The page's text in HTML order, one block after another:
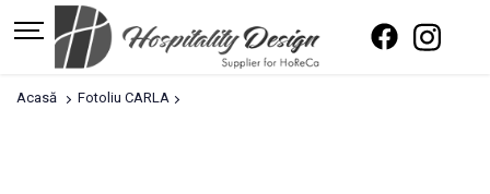
Acasă Fotoliu CARLA